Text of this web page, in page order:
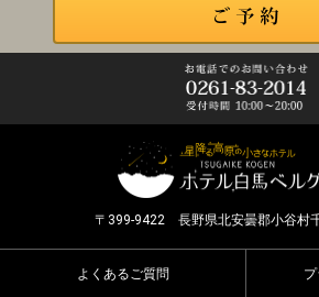
〒399-9422 長野県北安曇郡小谷村
よくあるご質問